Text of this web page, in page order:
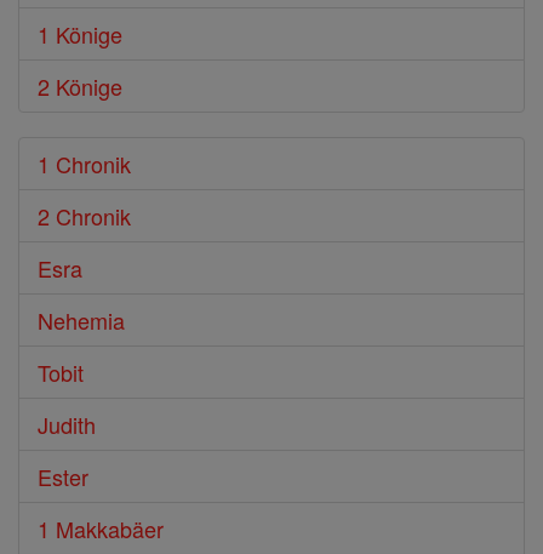
1 Könige
2 Könige
1 Chronik
2 Chronik
Esra
Nehemia
Tobit
Judith
Ester
1 Makkabäer